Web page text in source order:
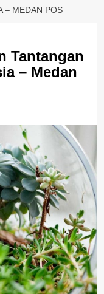
– MEDAN POS
Tantangan
– Medan